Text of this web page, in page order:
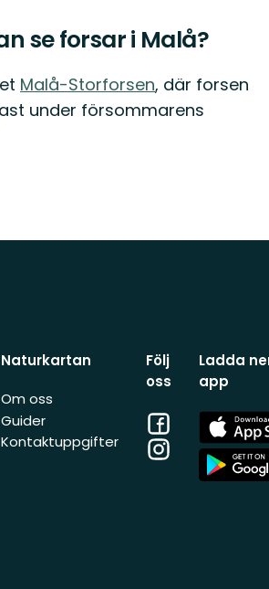
se forsar i Malå?
Malå-Storforsen, där forsen
under försommarens
Naturkartan
Om oss
Guider
Kontaktuppgifter
Följ
oss
Facebook
Instagram
Ladda
app
App
Store
App
Store